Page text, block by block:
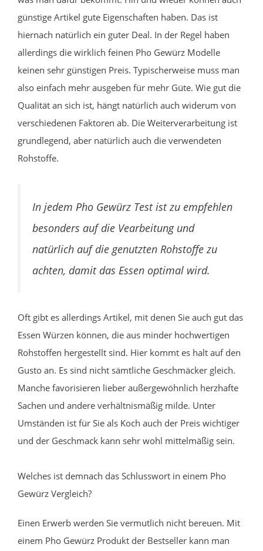
günstige Artikel gute Eigenschaften haben. Das ist
hiernach natürlich ein guter Deal. In der Regel haben
allerdings die wirklich feinen Pho Gewürz Modelle
keinen sehr günstigen Preis. Typischerweise muss man
also einfach mehr ausgeben für mehr Güte. Wie gut die
Qualität an sich ist, hängt natürlich auch widerum von
verschiedenen Faktoren ab. Die Weiterverarbeitung ist
grundlegend, aber natürlich auch die verwendeten
Rohstoffe.
In jedem Pho Gewürz Test ist zu empfehlen
besonders auf die Vearbeitung und
natürlich auf die genutzten Rohstoffe zu
achten, damit das Essen optimal wird.
Oft gibt es allerdings Artikel, mit denen Sie auch gut das
Essen Würzen können, die aus minder hochwertigen
Rohstoffen hergestellt sind. Hier kommt es halt auf den
Gusto an. Es sind nicht sämtliche Geschmäcker gleich.
Manche favorisieren lieber außergewöhnlich herzhafte
Sachen und andere verhältnismäßig milde. Unter
Umständen ist für Sie als Koch auch der Preis wichtiger
und der Geschmack kann sehr wohl mittelmäßig sein.
Welches ist demnach das Schlusswort in einem Pho
Gewürz Vergleich?
Einen Erwerb werden Sie vermutlich nicht bereuen. Mit
einem Pho Gewürz Produkt der Bestseller kann man